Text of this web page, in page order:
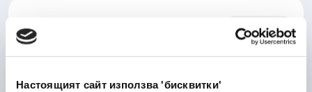
Настоящият сайт използва 'бисквитки'
Оператор производство -
Лекарствени продукти
06/07/2026